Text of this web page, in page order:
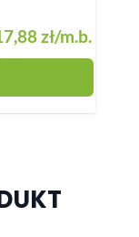
zł/m.b.